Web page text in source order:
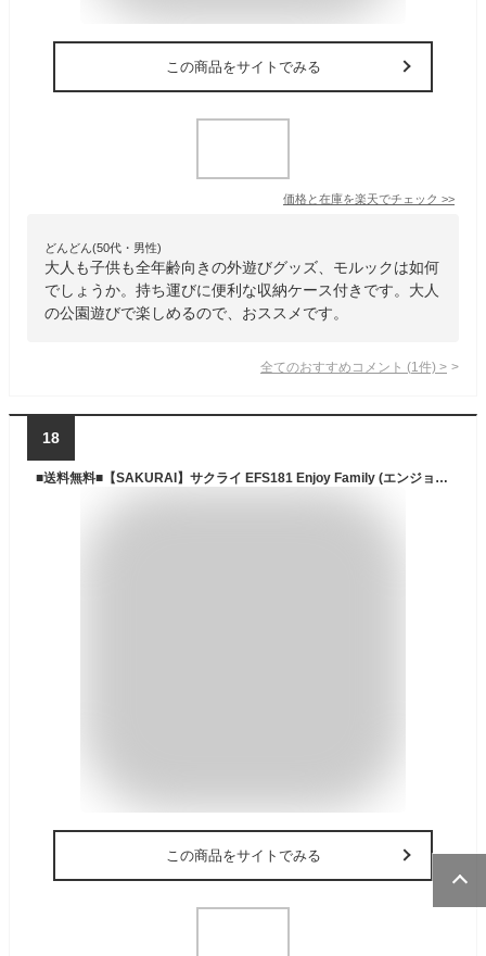
この商品をサイトでみる
価格と在庫を楽天でチェック >>
どんどん(50代・男性)
大人も子供も全年齢向きの外遊びグッズ、モルックは如何
でしょうか。持ち運びに便利な収納ケース付きです。大人
の公園遊びで楽しめるので、おススメです。
全てのおすすめコメント (1 件) >
18
■送料無料■【SAKURAI】サクライ EFS181 Enjoy Family (エンジョイファミリー） マジックナインベースボール[ストライクアウト/ストライクピッチング/家族/ファミリー/子供/子ども/こども/キッズ/レクレーション/レクリエーション/ゲーム]【RCP】
この商品をサイトでみる